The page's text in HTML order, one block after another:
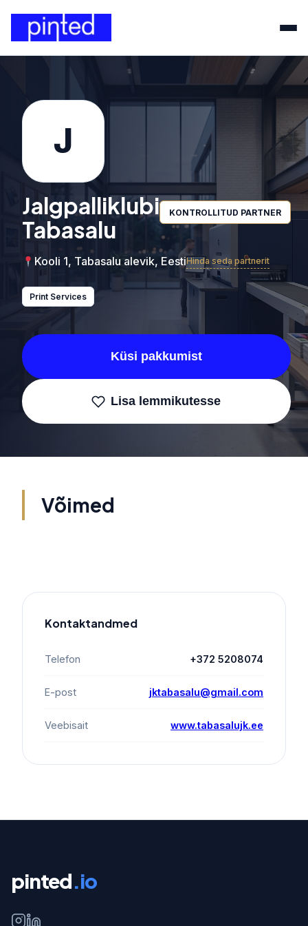
J
Jalgpalliklubi
Tabasalu
KONTROLLITUD PARTNER
Kooli 1, Tabasalu alevik, EestiHinda seda partnerit
Print Services
Küsi pakkumist
Lisa lemmikutesse
Võimed
Kontaktandmed
Telefon +372 5208074
E-post jktabasalu@gmail.com
Veebisait www.tabasalujk.ee
pinted.io